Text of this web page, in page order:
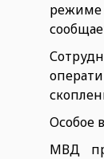
режиме
Особое
МВД